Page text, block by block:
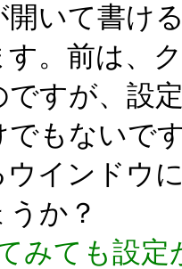
開いて書け
す。前は、
ですが、設
でもないで
ウインドウ
か？
みても設